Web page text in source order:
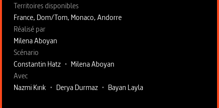
Territoires disponibles
France, Dom/Tom, Monaco, Andorre
Fiche technique section droite
Réalisé par
Milena Aboyan
Scénario
Constantin Hatz • Milena Aboyan
Avec
Nazmi Kırık • Derya Durmaz • Bayan Layla